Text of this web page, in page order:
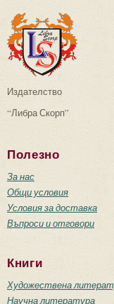
Издателство
“Либра Скорп”
Полезно
За нас
Общи условия
Условия за доставка
Въпроси и отговори
Книги
Художествена
Научна литература